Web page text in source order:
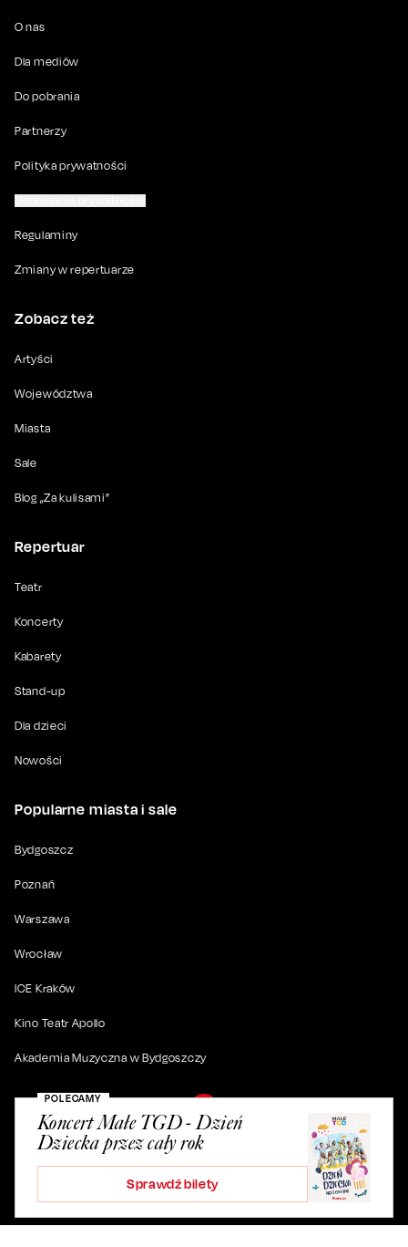
POLECAMY
Koncert Małe TGD - Dzień
Dziecka przez cały rok
Sprawdź bilety
O nas
Dla mediów
Do pobrania
Partnerzy
Polityka prywatności
Regulaminy
Zmiany w repertuarze
Zobacz też
Artyści
Województwa
Miasta
Sale
Blog „Za kulisami”
Repertuar
Teatr
Koncerty
Kabarety
Stand-up
Dla dzieci
Nowości
Popularne miasta i sale
Bydgoszcz
Poznań
Warszawa
Wrocław
ICE Kraków
Kino Teatr Apollo
Akademia Muzyczna w Bydgoszczy
© 2019-2026 . Wszystkie prawa zastrzeżone.
ul. Artura Grottgera 4/2, 85-227 Bydgoszcz